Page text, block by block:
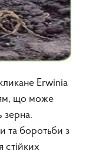
Erwinia
що може
зерна.
та боротьби з